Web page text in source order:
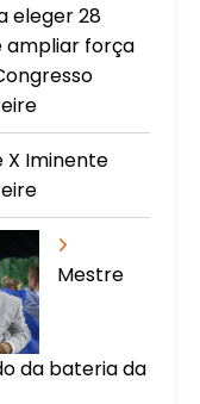
eleger 28
ampliar força
X Iminente
Mestre
da bateria da